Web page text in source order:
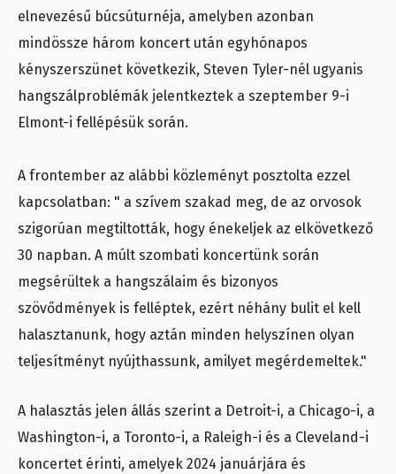
elnevezésű búcsúturnéja, amelyben azonban
mindössze három koncert után egyhónapos
kényszerszünet következik, Steven Tyler-nél ugyanis
hangszálproblémák jelentkeztek a szeptember 9-i
Elmont-i fellépésük során.
A frontember az alábbi közleményt posztolta ezzel
kapcsolatban: " a szívem szakad meg, de az orvosok
szigorúan megtiltották, hogy énekeljek az elkövetkező
30 napban. A múlt szombati koncertünk során
megsérültek a hangszálaim és bizonyos
szövődmények is felléptek, ezért néhány bulit el kell
halasztanunk, hogy aztán minden helyszínen olyan
teljesítményt nyújthassunk, amilyet megérdemeltek."
A halasztás jelen állás szerint a Detroit-i, a Chicago-i, a
Washington-i, a Toronto-i, a Raleigh-i és a Cleveland-i
koncertet érinti, amelyek 2024 januárjára és